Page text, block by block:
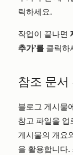
릭하세요.
작업이 끝나면
추가’를 클릭하
참조 문서
블로그 게시물
참고 파일을
게시물의 개요
을 활용합니다.